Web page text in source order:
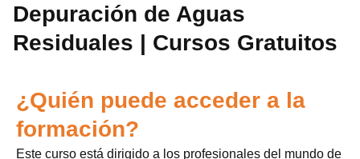
Depuración de Aguas
Residuales | Cursos Gratuitos
¿Quién puede acceder a la
formación?
Este curso está dirigido a los profesionales del mundo de